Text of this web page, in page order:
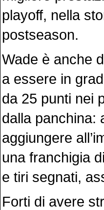
playoff, nella
postseason.
Wade è anche
a essere in
da 25 punti nei
dalla panchina:
aggiungere
una franchigia
e tiri segnati,
Forti di avere